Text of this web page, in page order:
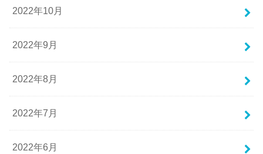
2022年10月
2022年9月
2022年8月
2022年7月
2022年6月